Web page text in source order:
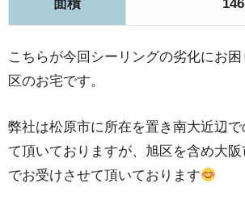
面積
こちらが今回シーリングの劣化にお
区のお宅です。
弊社は松原市に所在を置き南大近辺
て頂いておりますが、旭区を含め大
でお受けさせて頂いております